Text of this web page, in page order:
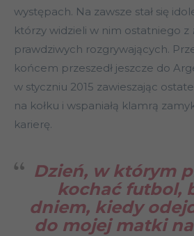
występach. Na zawsze stał się
którzy widzieli w nim ostatniego z
prawdziwych rozgrywających.
końcem przeszedł jeszcze do
w styczniu 2015 zawieszając
na kołku i wspaniałą klamrą
karierę.
Dzień, w którym
kochać futbol,
dniem, kiedy
do mojej matki